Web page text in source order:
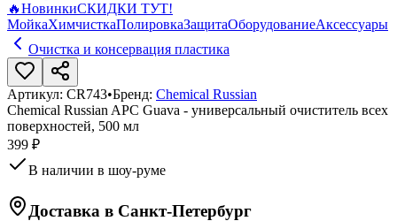
🔥НовинкиСКИДКИ ТУТ!
МойкаХимчисткаПолировкаЗащитаОборудованиеАксессуары
Очистка и консервация пластика
Артикул: CR743•Бренд: Chemical Russian
Chemical Russian APC Guava - универсальный очиститель всех
поверхностей, 500 мл
399 ₽
В наличии в шоу-руме
Доставка в Санкт-Петербург